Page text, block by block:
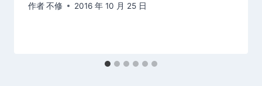
作者不修 2016 年 10 月 25 日